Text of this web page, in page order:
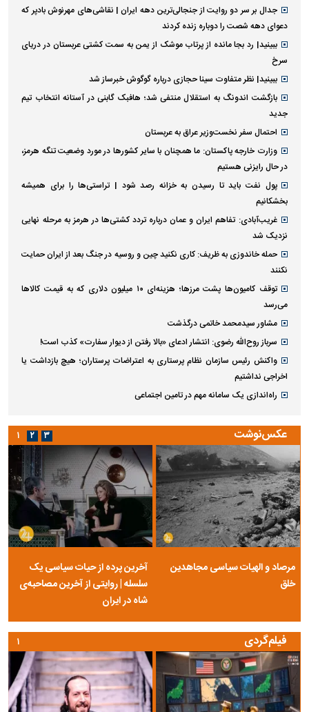
جدال بر سر دو روایت از جنجالی‌ترین دهه ایران | نقاشی‌های مهرنوش بادپر که
دعوای دهه شصت را دوباره زنده کردند
ببینید| رد بجا مانده از پرتاب موشک از یمن به سمت کشتی عربستان در دریای
سرخ
ببینید| نظر متفاوت سینا حجازی درباره گوگوش خبرساز شد
بازگشت اندونگ به استقلال منتفی شد؛ هافبک گابنی در آستانه انتخاب تیم
جدید
احتمال سفر نخست‌وزیر عراق به عربستان
وزارت خارجه پاکستان: ما همچنان با سایر کشور‌ها در مورد وضعیت تنگه هرمز،
در حال رایزنی هستیم
پول نفت باید تا رسیدن به خزانه رصد شود | تراستی‌ها را برای همیشه
بخشکانیم
غریب‌آبادی: تفاهم ایران و عمان درباره تردد کشتی‌ها در هرمز به مرحله نهایی
نزدیک شد
حمله خاندوزی به ظریف: کاری نکنید چین و روسیه در جنگ بعد از ایران حمایت
نکنند
توقف کامیون‌ها پشت مرزها؛ هزینه‌ای ۱۰ میلیون دلاری که به قیمت کالاها
می‌رسد
مشاور سیدمحمد خاتمی درگذشت
سرباز روح‌الله رضوی: انتشار ادعای «بالا رفتن از دیوار سفارت» کذب است!
واکنش رئیس سازمان نظام پرستاری به اعتراضات پرستاران؛ هیچ بازداشت یا
اخراجی نداشتیم
راه‌اندازی یک سامانه مهم در تامین اجتماعی
عکس‌نوشت
مرصاد و الهیات سیاسی مجاهدین
خلق
آخرین پرده از حیات سیاسی یک
سلسله | روایتی از آخرین مصاحبه‌ی
شاه در ایران
۱ ۲ ۳
فیلم‌گردی ۱